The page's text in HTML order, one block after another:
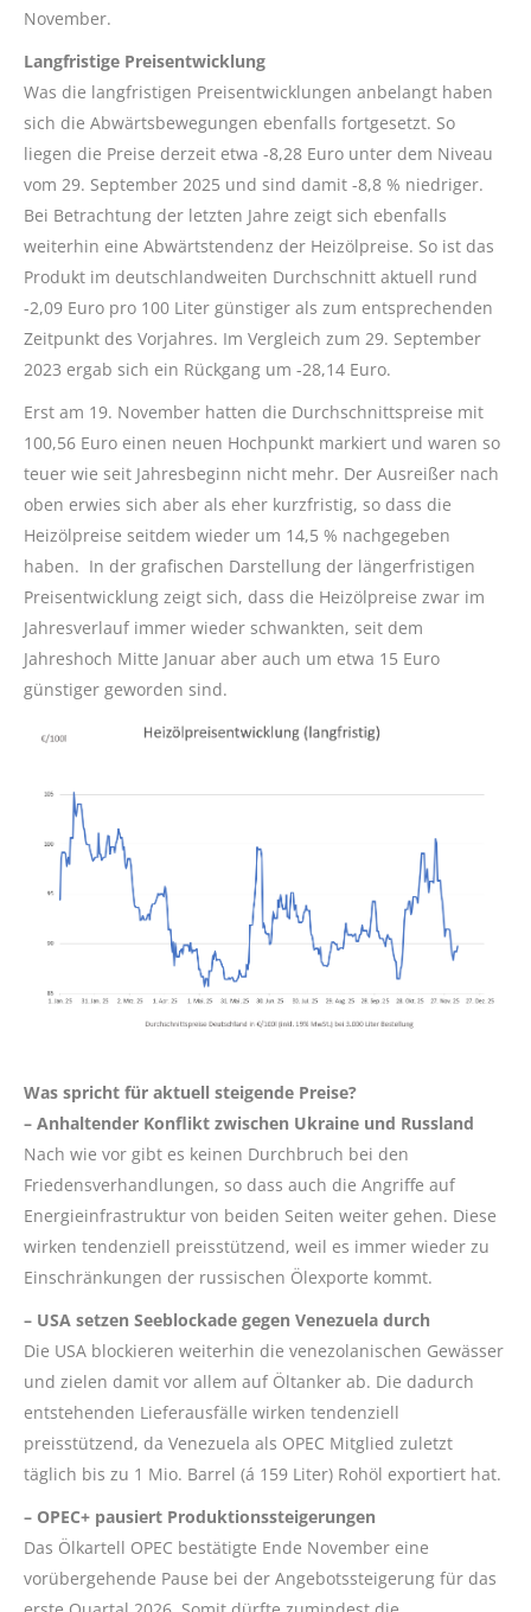
November.
Langfristige Preisentwicklung
Was die langfristigen Preisentwicklungen anbelangt haben
sich die Abwärtsbewegungen ebenfalls fortgesetzt. So
liegen die Preise derzeit etwa -8,28 Euro unter dem Niveau
vom 29. September 2025 und sind damit -8,8 % niedriger.
Bei Betrachtung der letzten Jahre zeigt sich ebenfalls
weiterhin eine Abwärtstendenz der Heizölpreise. So ist das
Produkt im deutschlandweiten Durchschnitt aktuell rund
-2,09 Euro pro 100 Liter günstiger als zum entsprechenden
Zeitpunkt des Vorjahres. Im Vergleich zum 29. September
2023 ergab sich ein Rückgang um -28,14 Euro.
Erst am 19. November hatten die Durchschnittspreise mit
100,56 Euro einen neuen Hochpunkt markiert und waren so
teuer wie seit Jahresbeginn nicht mehr. Der Ausreißer nach
oben erwies sich aber als eher kurzfristig, so dass die
Heizölpreise seitdem wieder um 14,5 % nachgegeben
haben. In der grafischen Darstellung der längerfristigen
Preisentwicklung zeigt sich, dass die Heizölpreise zwar im
Jahresverlauf immer wieder schwankten, seit dem
Jahreshoch Mitte Januar aber auch um etwa 15 Euro
günstiger geworden sind.
Was spricht für aktuell steigende Preise?
– Anhaltender Konflikt zwischen Ukraine und Russland
Nach wie vor gibt es keinen Durchbruch bei den
Friedensverhandlungen, so dass auch die Angriffe auf
Energieinfrastruktur von beiden Seiten weiter gehen. Diese
wirken tendenziell preisstützend, weil es immer wieder zu
Einschränkungen der russischen Ölexporte kommt.
– USA setzen Seeblockade gegen Venezuela durch
Die USA blockieren weiterhin die venezolanischen Gewässer
und zielen damit vor allem auf Öltanker ab. Die dadurch
entstehenden Lieferausfälle wirken tendenziell
preisstützend, da Venezuela als OPEC Mitglied zuletzt
täglich bis zu 1 Mio. Barrel (á 159 Liter) Rohöl exportiert hat.
– OPEC+ pausiert Produktionssteigerungen
Das Ölkartell OPEC bestätigte Ende November eine
vorübergehende Pause bei der Angebotssteigerung für das